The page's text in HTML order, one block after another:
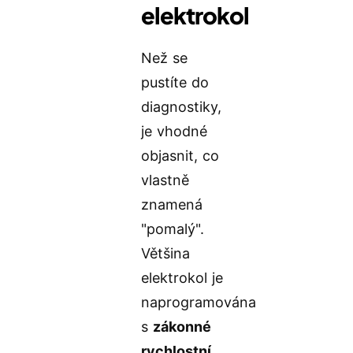
elektrokol
Než se
pustíte do
diagnostiky,
je vhodné
objasnit, co
vlastně
znamená
"pomalý".
Většina
elektrokol je
naprogramována
s zákonné